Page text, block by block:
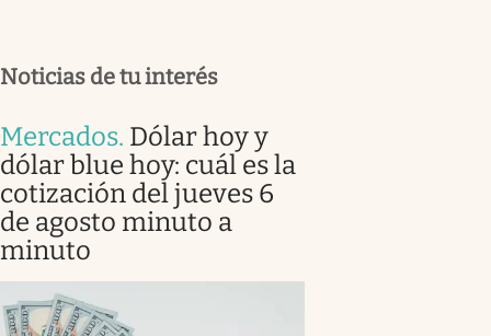
Noticias de tu interés
Mercados. Dólar hoy y
dólar blue hoy: cuál es la
cotización del jueves 6
de agosto minuto a
minuto